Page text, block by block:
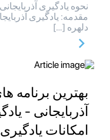
نحوه یادگیری
مقدمه: یادگیری
دلهره […]
بهترین برنامه
آذربایجانی -
امکانات